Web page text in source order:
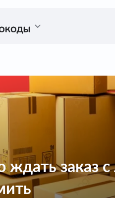
ждать заказ